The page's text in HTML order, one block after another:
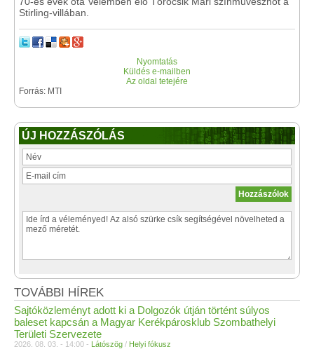
Stirling-villában.
Nyomtatás
Küldés e-mailben
Az oldal tetejére
Forrás: MTI
ÚJ HOZZÁSZÓLÁS
TOVÁBBI HÍREK
Sajtóközleményt adott ki a Dolgozók útján történt súlyos
baleset kapcsán a Magyar Kerékpárosklub Szombathelyi
Területi Szervezete
2026. 08. 03. - 14:00 - Látószög / Helyi fókusz